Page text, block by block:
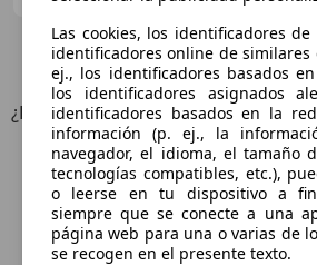
3 Ofertaspara
¿Desea ser informado
nuevos para su
Guardar
Las cookies, los identificadores
identificadores online de similares
ej., los identificadores basados
los identificadores asignados
identificadores basados en la
información (p. ej., la
navegador, el idioma, el tamaño
tecnologías compatibles, etc.),
o leerse en tu dispositivo a
siempre que se conecte a una
página web para una o varias de
se recogen en el presente texto.